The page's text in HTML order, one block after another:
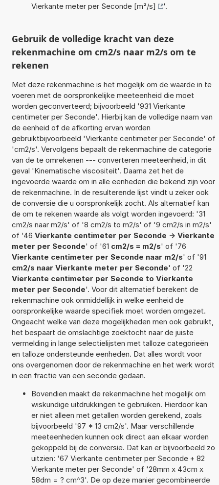
Vierkante meter per Seconde [m²/s]
'.
Gebruik de volledige kracht van deze
rekenmachine om cm2/s naar m2/s om te
rekenen
Met deze rekenmachine is het mogelijk om de waarde in te
voeren met de oorspronkelijke meeteenheid die moet
worden geconverteerd; bijvoorbeeld '931 Vierkante
centimeter per Seconde'. Hierbij kan de volledige naam van
de eenheid of de afkorting ervan worden
gebruiktbijvoorbeeld 'Vierkante centimeter per Seconde' of
'cm2/s'. Vervolgens bepaalt de rekenmachine de categorie
van de te omrekenen --- converteren meeteenheid, in dit
geval 'Kinematische viscositeit'. Daarna zet het de
ingevoerde waarde om in alle eenheden die bekend zijn voor
de rekenmachine. In de resulterende lijst vindt u zeker ook
de conversie die u oorspronkelijk zocht. Als alternatief kan
de om te rekenen waarde als volgt worden ingevoerd: '31
cm2/s naar m2/s' of '8 cm2/s to m2/s' of '9 cm2/s in m2/s'
of '46 Vierkante centimeter per Seconde -> Vierkante
meter per Seconde' of '61 cm2/s = m2/s' of '76
Vierkante centimeter per Seconde naar m2/s' of '91
cm2/s naar Vierkante meter per Seconde' of '22
Vierkante centimeter per Seconde to Vierkante
meter per Seconde'. Voor dit alternatief berekent de
rekenmachine ook onmiddellijk in welke eenheid de
oorspronkelijke waarde specifiek moet worden omgezet.
Ongeacht welke van deze mogelijkheden men ook gebruikt,
het bespaart de omslachtige zoektocht naar de juiste
vermelding in lange selectielijsten met talloze categorieën
en talloze ondersteunde eenheden. Dat alles wordt voor
ons overgenomen door de rekenmachine en het werk wordt
in een fractie van een seconde gedaan.
Bovendien maakt de rekenmachine het mogelijk om
wiskundige uitdrukkingen te gebruiken. Hierdoor kan
er niet alleen met getallen worden gerekend, zoals
bijvoorbeeld '97 * 13 cm2/s'. Maar verschillende
meeteenheden kunnen ook direct aan elkaar worden
gekoppeld bij de conversie. Dat kan er bijvoorbeeld zo
uitzien: '67 Vierkante centimeter per Seconde + 82
Vierkante meter per Seconde' of '28mm x 43cm x
58dm = ? cm^3'. De op deze manier gecombineerde